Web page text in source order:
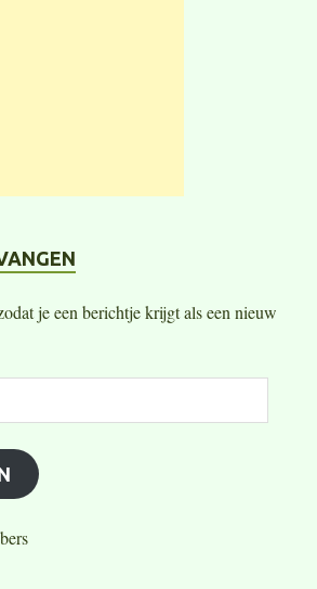
je een berichtje krijgt als een nieuw